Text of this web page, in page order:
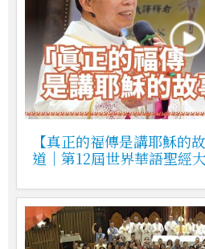
【真正的福傳是講耶穌的
道｜第12屆世界華語聖經